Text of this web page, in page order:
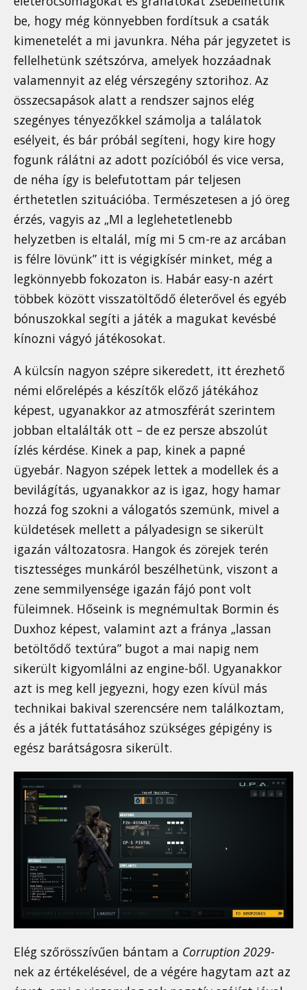
be, hogy még könnyebben fordítsuk a csaták
kimenetelét a mi javunkra. Néha pár jegyzetet is
fellelhetünk szétszórva, amelyek hozzáadnak
valamennyit az elég vérszegény sztorihoz. Az
összecsapások alatt a rendszer sajnos elég
szegényes tényezőkkel számolja a találatok
esélyeit, és bár próbál segíteni, hogy kire hogy
fogunk rálátni az adott pozícióból és vice versa,
de néha így is belefutottam pár teljesen
érthetetlen szituációba. Természetesen a jó öreg
érzés, vagyis az „MI a leglehetetlenebb
helyzetben is eltalál, míg mi 5 cm-re az arcában
is félre lövünk” itt is végigkísér minket, még a
legkönnyebb fokozaton is. Habár easy-n azért
többek között visszatöltődő életerővel és egyéb
bónuszokkal segíti a játék a magukat kevésbé
kínozni vágyó játékosokat.
A külcsín nagyon szépre sikeredett, itt érezhető
némi előrelépés a készítők előző játékához
képest, ugyanakkor az atmoszférát szerintem
jobban eltalálták ott – de ez persze abszolút
ízlés kérdése. Kinek a pap, kinek a papné
ügyebár. Nagyon szépek lettek a modellek és a
bevilágítás, ugyanakkor az is igaz, hogy hamar
hozzá fog szokni a válogatós szemünk, mivel a
küldetések mellett a pályadesign se sikerült
igazán változatosra. Hangok és zörejek terén
tisztességes munkáról beszélhetünk, viszont a
zene semmilyensége igazán fájó pont volt
füleimnek. Hőseink is megnémultak Bormin és
Duxhoz képest, valamint azt a fránya „lassan
betöltődő textúra” bugot a mai napig nem
sikerült kigyomlálni az engine-ből. Ugyanakkor
azt is meg kell jegyezni, hogy ezen kívül más
technikai bakival szerencsére nem találkoztam,
és a játék futtatásához szükséges gépigény is
egész barátságosra sikerült.
Elég szőrösszívűen bántam a Corruption 2029-
nek az értékelésével, de a végére hagytam azt az